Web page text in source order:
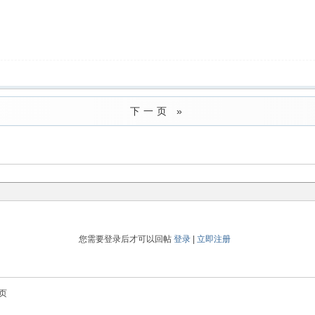
下一页 »
您需要登录后才可以回帖 登录| 立即注册